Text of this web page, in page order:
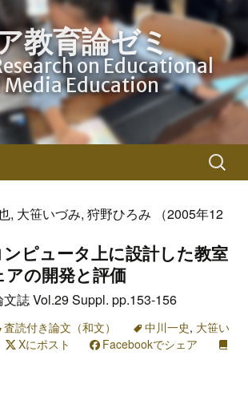
教育論ゼミ
on Educational
Media Education
検
索:
, 大笹いづみ, 狩野ひろみ （2005年12
ピュータ上に設計した教室
の開発と評価
誌 Vol.29 Suppl. pp.153-156
査読付き論文（和文） 中川一史, 大笹い
Xにポスト
Facebookでシェア